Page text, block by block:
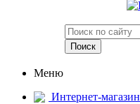
Меню
Интернет-магазин